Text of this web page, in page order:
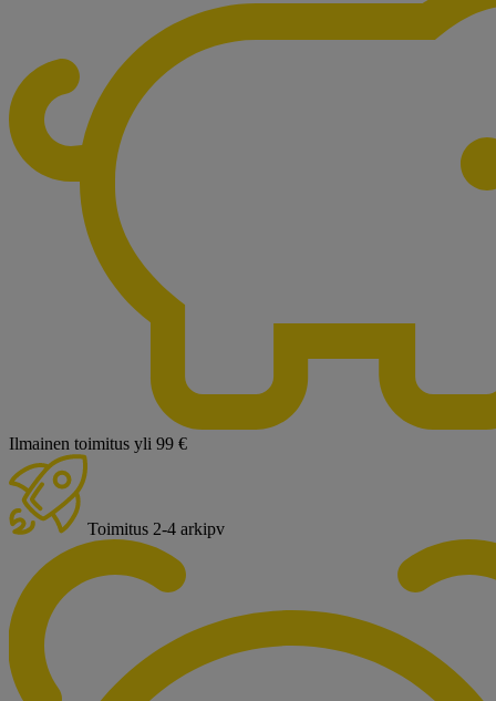
Ilmainen toimitus yli 99 €
Toimitus 2-4 arkipv